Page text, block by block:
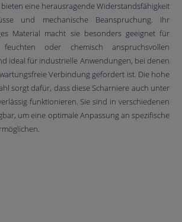
eine herausragende Widerstandsfähigkeit
und mechanische Beanspruchung. Ihr
Material macht sie besonders geeignet für
oder chemisch anspruchsvollen
ideal für industrielle Anwendungen, bei denen
Verbindung gefordert ist. Die hohe
sorgt dafür, dass diese Scharniere auch unter
funktionieren. Sie sind in verschiedenen
um eine optimale Anpassung an spezifische